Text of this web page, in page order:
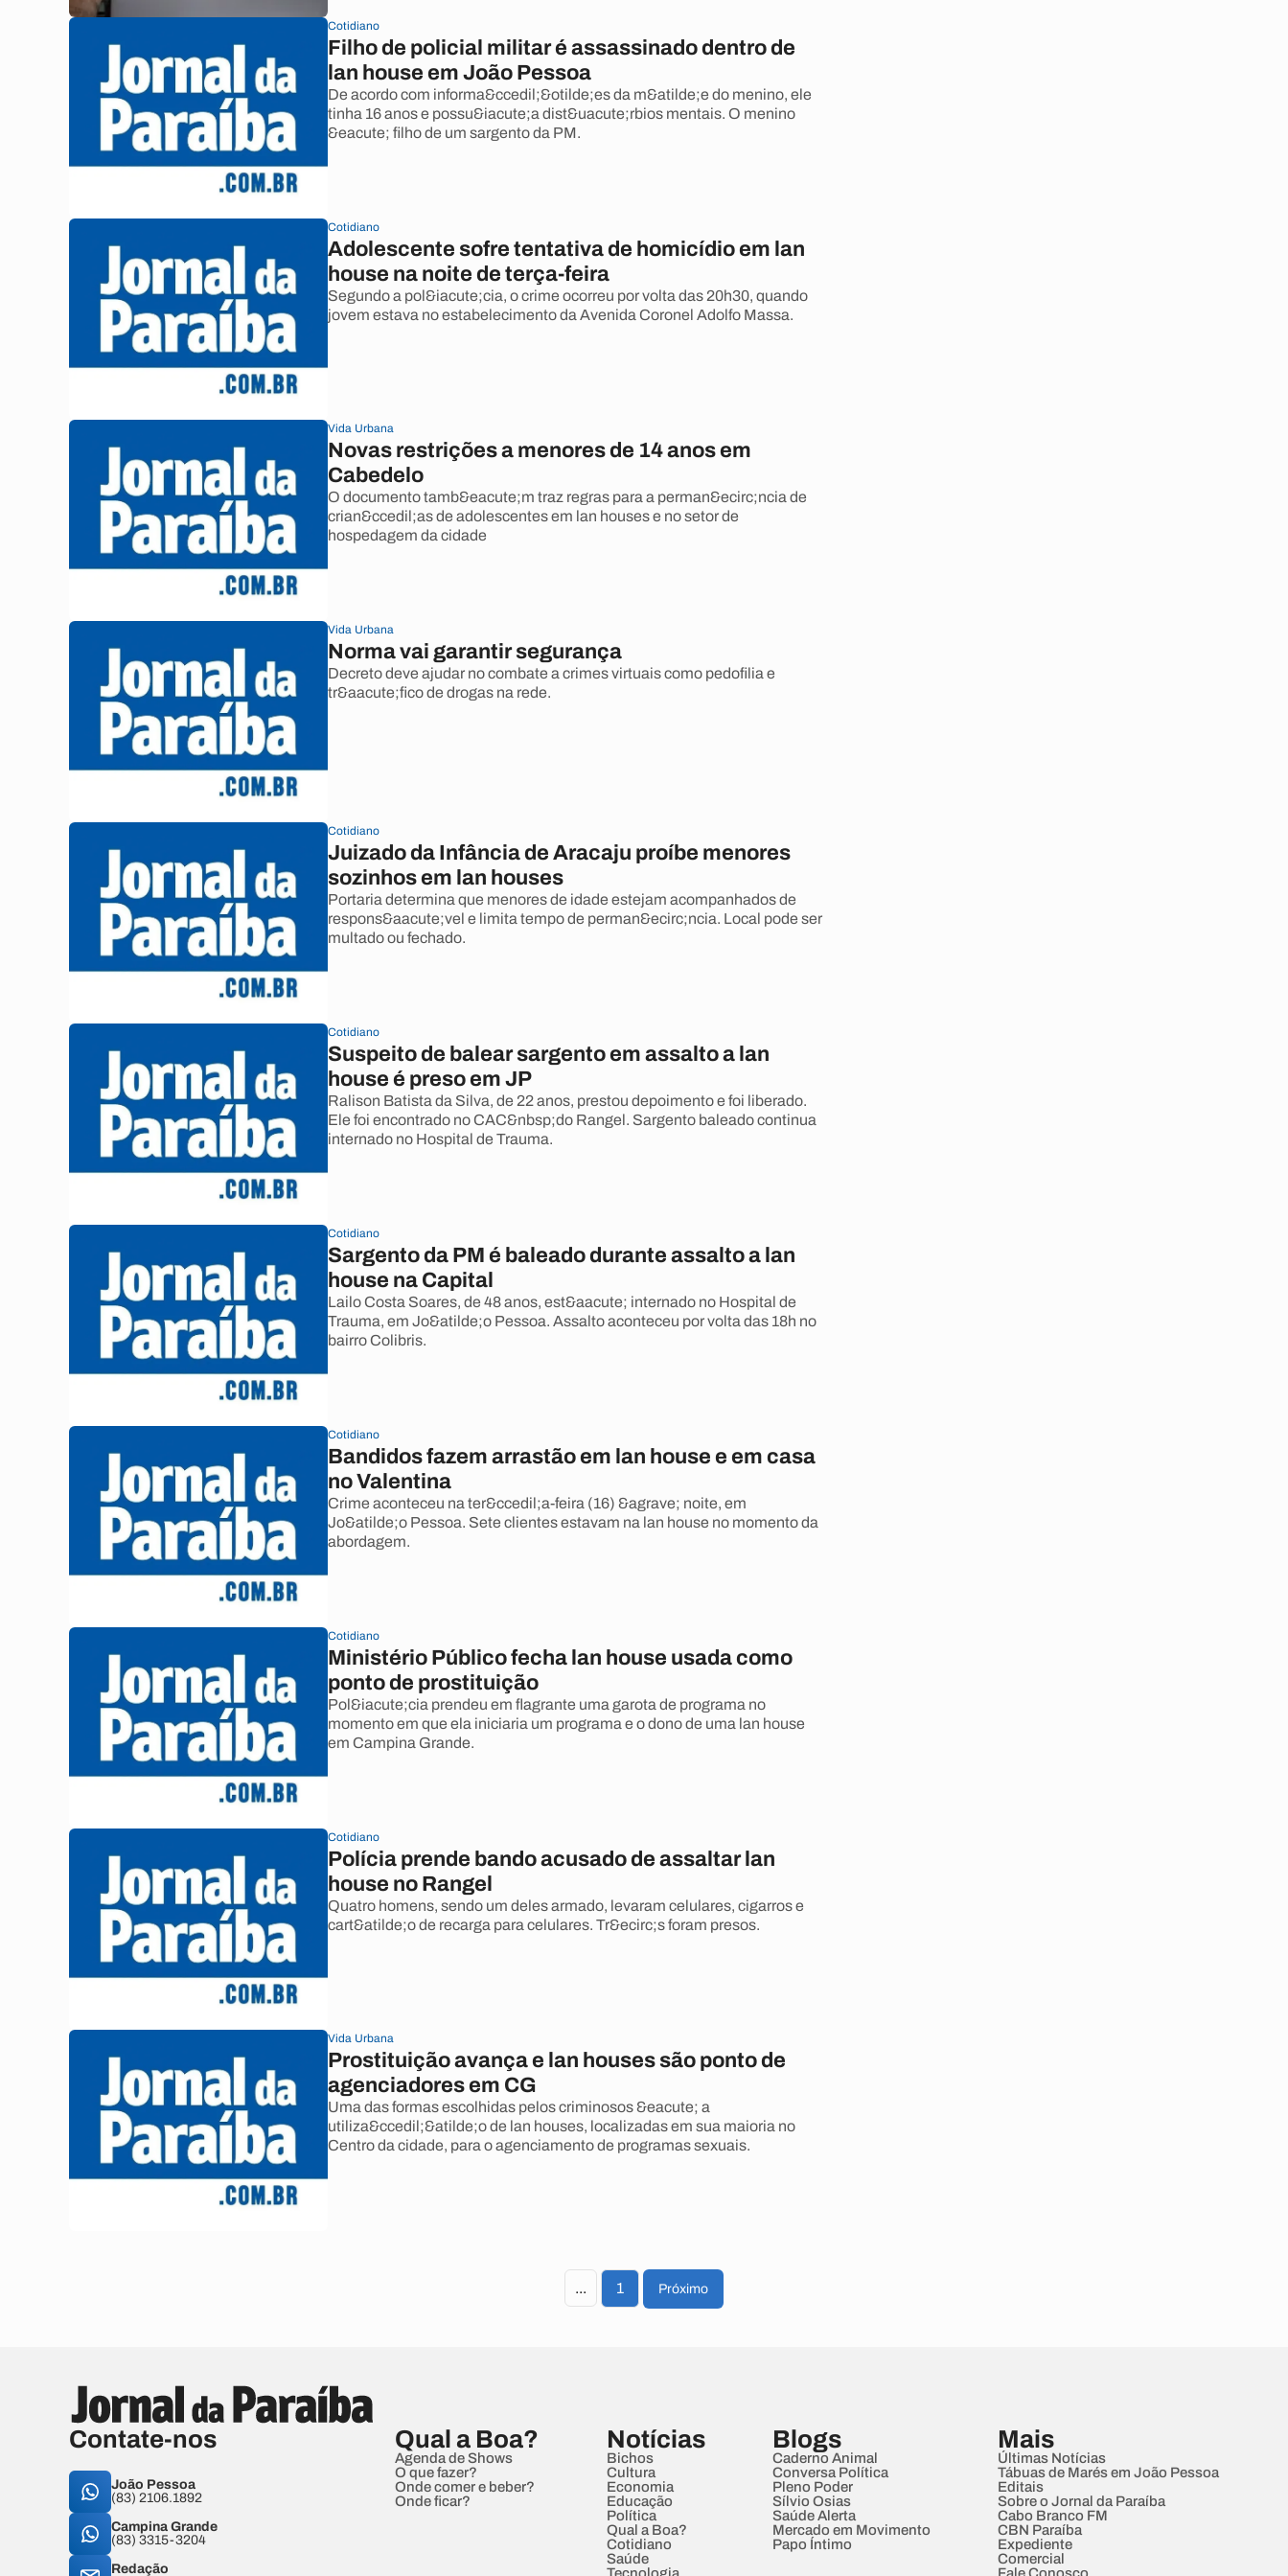
Cotidiano
Filho de policial militar é assassinado dentro de
lan house em João Pessoa
De acordo com informa&ccedil;&otilde;es da m&atilde;e do menino, ele
tinha 16 anos e possu&iacute;a dist&uacute;rbios mentais. O menino
&eacute; filho de um sargento da PM.
Cotidiano
Adolescente sofre tentativa de homicídio em lan
house na noite de terça-feira
Segundo a pol&iacute;cia, o crime ocorreu por volta das 20h30, quando
jovem estava no estabelecimento da Avenida Coronel Adolfo Massa.
Vida Urbana
Novas restrições a menores de 14 anos em
Cabedelo
O documento tamb&eacute;m traz regras para a perman&ecirc;ncia de
crian&ccedil;as de adolescentes em lan houses e no setor de
hospedagem da cidade
Vida Urbana
Norma vai garantir segurança
Decreto deve ajudar no combate a crimes virtuais como pedofilia e
tr&aacute;fico de drogas na rede.
Cotidiano
Juizado da Infância de Aracaju proíbe menores
sozinhos em lan houses
Portaria determina que menores de idade estejam acompanhados de
respons&aacute;vel e limita tempo de perman&ecirc;ncia. Local pode ser
multado ou fechado.
Cotidiano
Suspeito de balear sargento em assalto a lan
house é preso em JP
Ralison Batista da Silva, de 22 anos, prestou depoimento e foi liberado.
Ele foi encontrado no CAC&nbsp;do Rangel. Sargento baleado continua
internado no Hospital de Trauma.
Cotidiano
Sargento da PM é baleado durante assalto a lan
house na Capital
Lailo Costa Soares, de 48 anos, est&aacute; internado no Hospital de
Trauma, em Jo&atilde;o Pessoa. Assalto aconteceu por volta das 18h no
bairro Colibris.
Cotidiano
Bandidos fazem arrastão em lan house e em casa
no Valentina
Crime aconteceu na ter&ccedil;a-feira (16) &agrave; noite, em
Jo&atilde;o Pessoa. Sete clientes estavam na lan house no momento da
abordagem.
Cotidiano
Ministério Público fecha lan house usada como
ponto de prostituição
Pol&iacute;cia prendeu em flagrante uma garota de programa no
momento em que ela iniciaria um programa e o dono de uma lan house
em Campina Grande.
Cotidiano
Polícia prende bando acusado de assaltar lan
house no Rangel
Quatro homens, sendo um deles armado, levaram celulares, cigarros e
cart&atilde;o de recarga para celulares. Tr&ecirc;s foram presos.
Vida Urbana
Prostituição avança e lan houses são ponto de
agenciadores em CG
Uma das formas escolhidas pelos criminosos &eacute; a
utiliza&ccedil;&atilde;o de lan houses, localizadas em sua maioria no
Centro da cidade, para o agenciamento de programas sexuais.
... 1 Próximo
Contate-nos
João Pessoa
(83) 2106.1892
Campina Grande
(83) 3315-3204
Redação
Qual a Boa?
Agenda de Shows
O que fazer?
Onde comer e beber?
Onde ficar?
Notícias
Bichos
Cultura
Economia
Educação
Política
Qual a Boa?
Cotidiano
Saúde
Blogs
Caderno Animal
Conversa Política
Pleno Poder
Sílvio Osias
Saúde Alerta
Mercado em Movimento
Papo Íntimo
Mais
Últimas Notícias
Tábuas de Marés em João Pessoa
Editais
Sobre o Jornal da Paraíba
Cabo Branco FM
CBN Paraíba
Expediente
Comercial